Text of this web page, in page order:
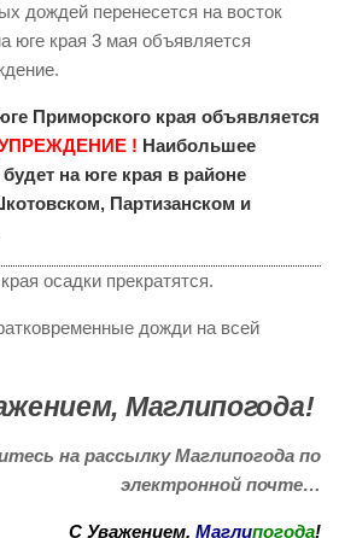
дождей перенесется на восток
юге края 3 мая объявляется
Приморского края объявляется
! Наибольшее
на юге края в районе
Партизанском и
осадки прекратятся.
дожди на всей
Маглипогода!
на рассылку Маглипогода по
электронной почте…
С Уважением, Маглипогода!